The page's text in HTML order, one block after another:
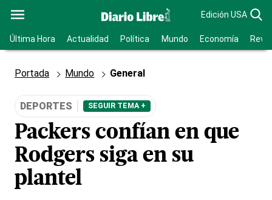
Edición USA
Última Hora Actualidad Política Mundo Economía
Portada Mundo General
DEPORTES SEGUIR TEMA +
Packers confían en que
Rodgers siga en su
plantel